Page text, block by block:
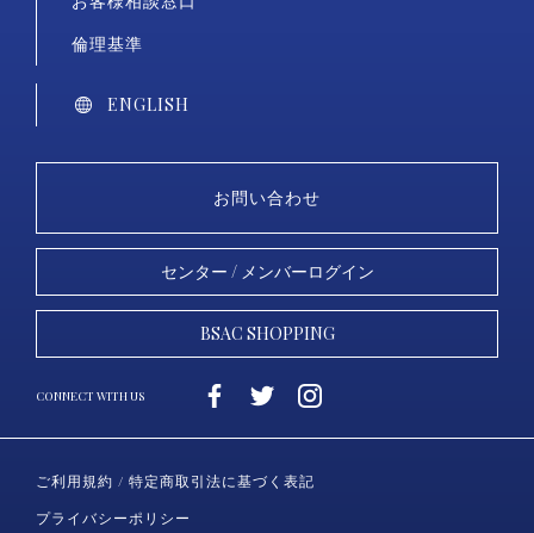
倫理基準
ENGLISH
お問い合わせ
センター / メンバーログイン
BSAC SHOPPING
ご利用規約 / 特定商取引法に基づく表記
プライバシーポリシー